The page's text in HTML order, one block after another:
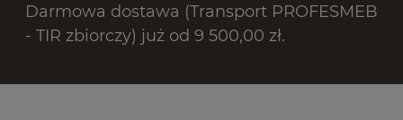
Darmowa dostawa (Transport PROFESMEB
- TIR zbiorczy) już od 9 500,00 zł.